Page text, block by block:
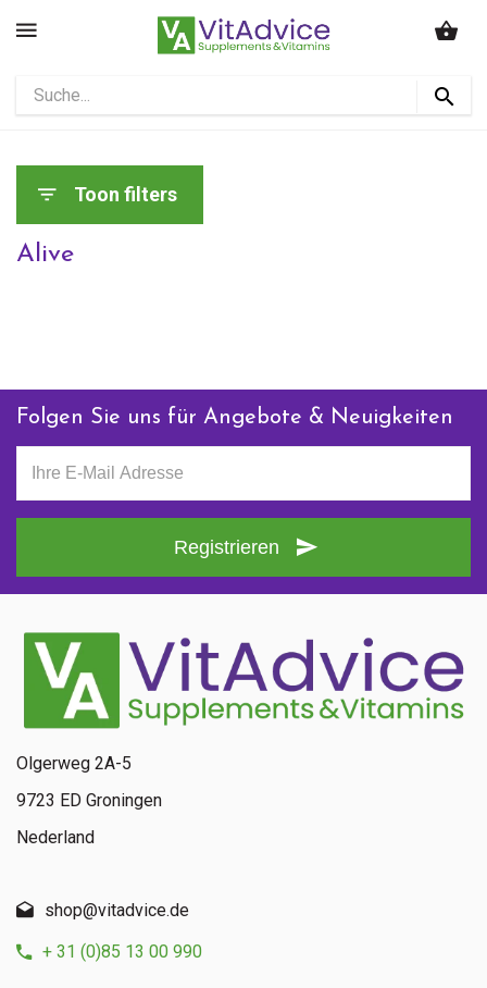
Toon filters
Alive
Folgen Sie uns für Angebote & Neuigkeiten
Registrieren
Olgerweg 2A-5
9723 ED Groningen
Nederland
shop@vitadvice.de
+ 31 (0)85 13 00 990